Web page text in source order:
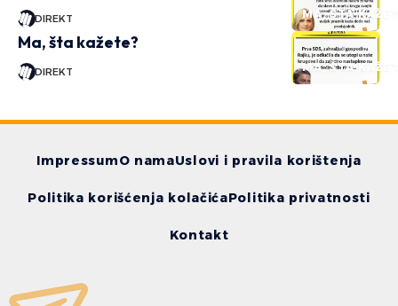
MA, ŠTA
DIREKT
MA, ŠTA
Ma, šta kažete?
DIREKT
ImpressumO namaUslovi i pravila korištenja
Politika korišćenja kolačićaPolitika privatnosti
Kontakt